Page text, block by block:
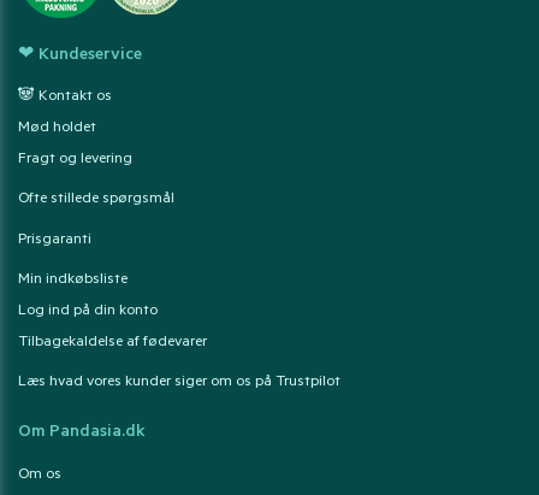
❤ Kundeservice
🐼 Kontakt os
Mød holdet
Fragt og levering
Ofte stillede spørgsmål
Prisgaranti
Min indkøbsliste
Log ind på din konto
Tilbagekaldelse af fødevarer
Læs hvad vores kunder siger om os på Trustpilot
Om Pandasia.dk
Om os